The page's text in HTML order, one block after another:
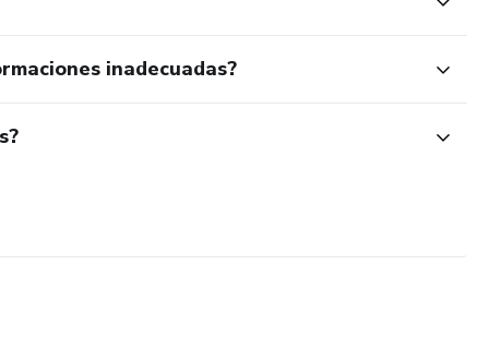
inadecuadas?